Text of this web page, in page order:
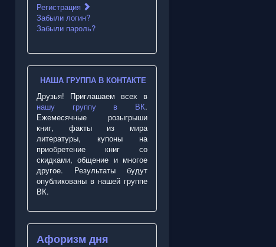
Регистрация
Забыли логин?
Забыли пароль?
НАША ГРУППА В КОНТАКТЕ
Друзья! Приглашаем всех в
нашу группу в ВК.
Ежемесячные розыгрыши
книг, факты из мира
литературы, купоны на
приобретение книг со
скидками, общение и многое
другое. Результаты будут
опубликованы в нашей группе
ВК.
Афоризм дня